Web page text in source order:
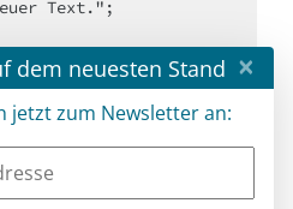
Einweg-Datenbindung
der View und einer
dem neuesten Stand ×
jetzt zum Newsletter an: